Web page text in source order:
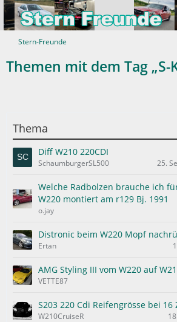
Stern-Freunde
Themen mit dem Tag „S-
Thema
Diff W210 220CDI
SchaumburgerSL500
25.
Welche Radbolzen brauche ich
W220 montiert am r129 Bj. 1991
o.jay
Distronic beim W220 Mopf
Ertan
AMG Styling III vom W220 auf
VETTE87
S203 220 Cdi Reifengrösse bei 16
W210CruiseR